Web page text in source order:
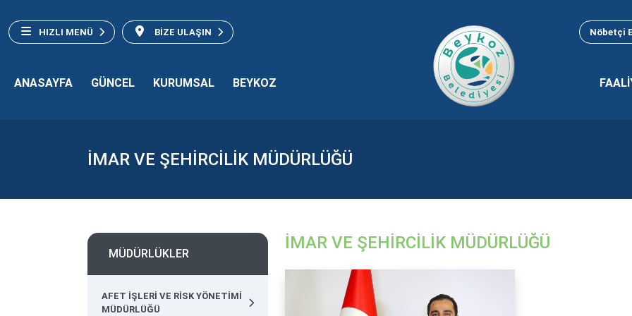
HIZLI MENÜ BİZE ULAŞIN Nöbetçi
ANASAYFA GÜNCEL KURUMSAL BEYKOZ
İMAR VE ŞEHİRCİLİK MÜDÜRLÜĞÜ
MÜDÜRLÜKLER
AFET İŞLERİ VE RİSK YÖNETİMİ
MÜDÜRLÜĞÜ
İMAR VE ŞEHİRCİLİK MÜDÜRLÜĞÜ